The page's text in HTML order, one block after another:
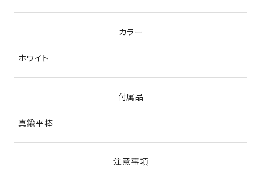
カラー
ホワイト
付属品
真鍮平棒
注意事項